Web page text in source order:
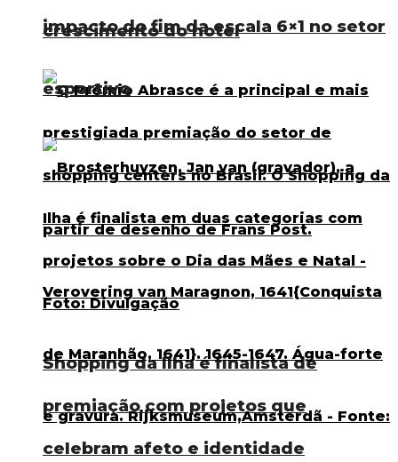
crescimento do hotel
Shopping da Ilha é finalista de
premiação com projetos que
celebram afeto e identidade
impacto do fim da escala 6×1 no setor
esportivo